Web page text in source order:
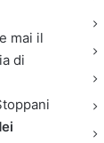
mai il
di